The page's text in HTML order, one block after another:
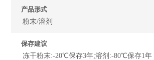
产品形式
粉末/溶剂
保存建议
冻干粉末:-20℃保存3年;溶剂:-80℃保存1年